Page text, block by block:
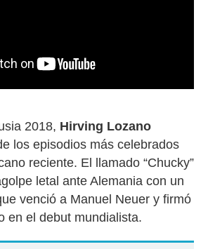
2018, Hirving Lozano
los episodios más celebrados
reciente. El llamado “Chucky”
letal ante Alemania con un
venció a Manuel Neuer y firmó
en el debut mundialista.